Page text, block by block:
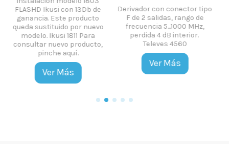
conector tipo
rango de
5...1000 MHz,
dB interior.
4560
Cuadro estanco en
polyester con puerta ciega y
cerradura de Gewiss.
Medidas 425X310X160mm.
Protección IP55.
Base
modelo 550.
Zinc + Lacado